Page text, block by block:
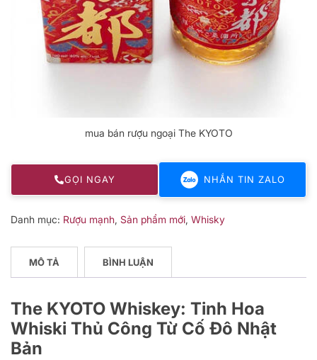
mua bán rượu ngoại The KYOTO
GỌI NGAY NHẮN TIN ZALO
Danh mục: Rượu mạnh, Sản phẩm mới, Whisky
MÔ TẢ BÌNH LUẬN
The KYOTO Whiskey: Tinh Hoa
Whiski Thủ Công Từ Cố Đô Nhật
Bản